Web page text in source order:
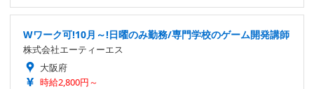
Wワーク可!10月～!日曜のみ勤務/専門学校のゲーム開発講師
株式会社エーティーエス
大阪府
時給2,800円～